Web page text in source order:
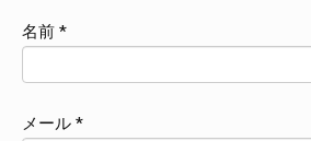
名前 *
メール *